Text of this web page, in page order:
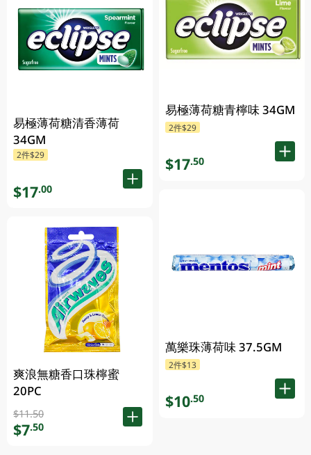
易極薄荷糖清香薄荷
34GM
2件$29
$17.00
爽浪無糖香口珠檸蜜
20PC
$11.50
$7.50
易極薄荷糖青檸味 34GM
2件$29
$17.50
萬樂珠薄荷味 37.5GM
2件$13
$10.50